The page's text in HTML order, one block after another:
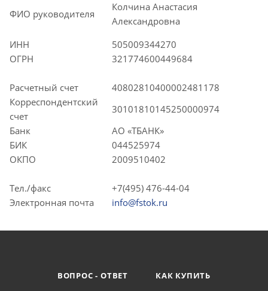
ФИО руководителя
Колчина Анастасия
Александровна
ИНН
505009344270
ОГРН
321774600449684
Расчетный счет
40802810400002481178
Корреспондентский
счет
30101810145250000974
Банк
АО «ТБАНК»
БИК
044525974
ОКПО
2009510402
Тел./факс
+7(495) 476-44-04
Электронная почта
info@fstok.ru
ВОПРОС - ОТВЕТ
КАК КУПИТЬ